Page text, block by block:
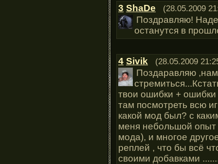
3 ShaDe (28.05.2009
Поздравляю!
останутся в
4 Sivik (28.05.2009
Поздаравляю
твои ошибки +
там посмотреть всю
какой мод был? с
меня небольшой опыт
мода), и многое
реплей , что бы всё
своими добавками